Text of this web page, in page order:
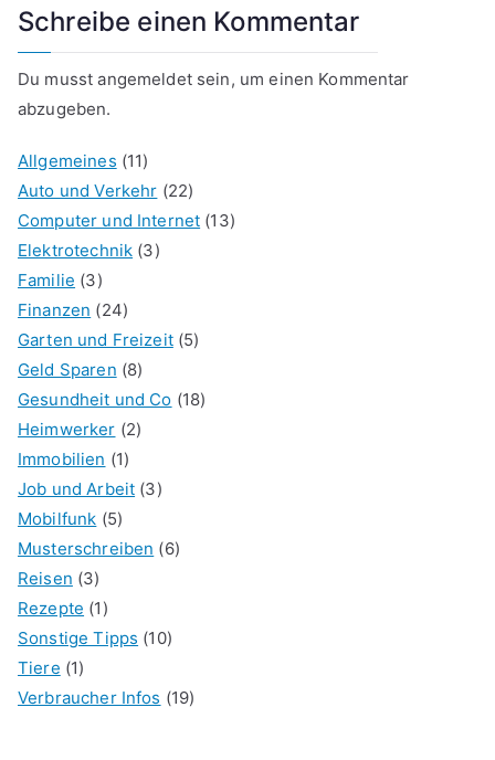
Schreibe einen Kommentar
Du musstangemeldetsein, um einen Kommentar
abzugeben.
Allgemeines (11)
Auto und Verkehr (22)
Computer und Internet (13)
Elektrotechnik (3)
Familie (3)
Finanzen (24)
Garten und Freizeit(5)
Geld Sparen (8)
Gesundheit und Co (18)
Heimwerker (2)
Immobilien (1)
Job und Arbeit (3)
Mobilfunk (5)
Musterschreiben (6)
Reisen (3)
Rezepte (1)
Sonstige Tipps (10)
Tiere (1)
Verbraucher Infos (19)